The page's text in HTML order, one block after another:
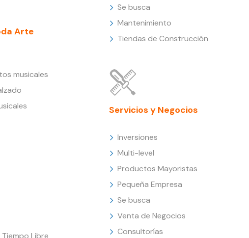
Arte
musicales
Libre
Se busca
Mantenimiento
Tiendas de Construcción
Servicios y Negocios
Inversiones
Multi-level
Productos Mayoristas
Pequeña Empresa
Se busca
Venta de Negocios
Consultorías